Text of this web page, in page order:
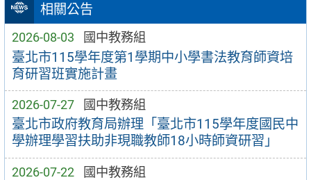
相關公告
2026-08-03 國中教務組
臺北市115學年度第1學期中小學書法教育師資培
育研習班實施計畫
2026-07-27 國中教務組
臺北市政府教育局辦理「臺北市115學年度國民中
學辦理學習扶助非現職教師18小時師資研習」
2026-07-22 國中教務組